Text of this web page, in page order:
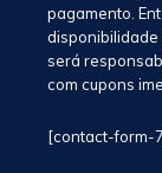
pagamento.
disponibilidade
será
com cupons
[contact-form-